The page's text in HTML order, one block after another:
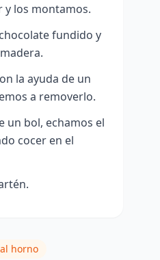
y los montamos.
fundido y
la ayuda de un
a removerlo.
un bol, echamos el
cocer en el
horno